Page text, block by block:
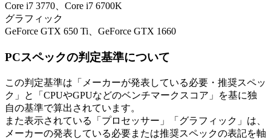
Core i7 3770、Core i7 6700K
グラフィック
GeForce GTX 650 Ti、GeForce GTX 1660
PCスペックの判定基準について
この判定基準は「メーカーが発表している必要・推奨スペッ
ク」と「CPUやGPUなどのベンチマークスコア」を基に独
自の基準で算出されています。
また表示されている「プロセッサー」「グラフィック」は、
メーカーの発表している必要または推奨スペックの表記を軸